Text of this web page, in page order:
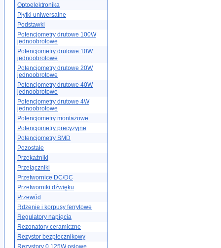
Optoelektronika
Płytki uniwersalne
Podstawki
Potencjometry drutowe 100W
jednoobrotowe
Potencjometry drutowe 10W
jednoobrotowe
Potencjometry drutowe 20W
jednoobrotowe
Potencjometry drutowe 40W
jednoobrotowe
Potencjometry drutowe 4W
jednoobrotowe
Potencjometry montażowe
Potencjometry precyzyjne
Potencjometry SMD
Pozostałe
Przekaźniki
Przełączniki
Przetwornice DC/DC
Przetworniki dźwięku
Przewód
Rdzenie i korpusy ferrytowe
Regulatory napięcia
Rezonatory ceramiczne
Rezystor bezpiecznikowy
Rezystory 0.125W osiowe